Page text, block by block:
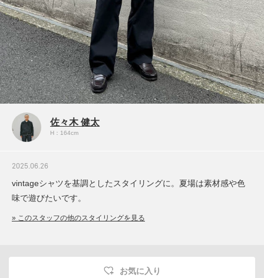
佐々木 健太
H：164cm
2025.06.26
vintageシャツを基調としたスタイリングに。夏場は素材感や色
味で遊びたいです。
» このスタッフの他のスタイリングを見る
お気に入り